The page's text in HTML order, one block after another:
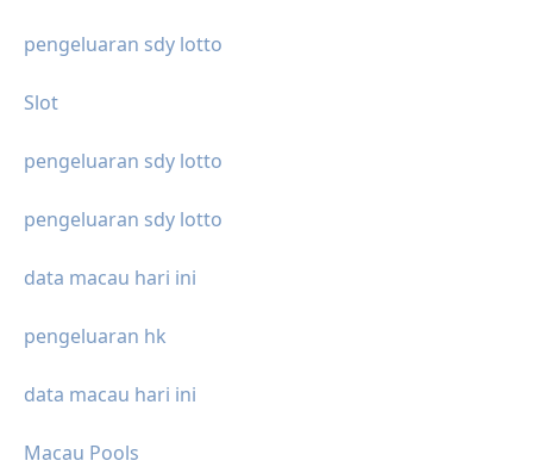
pengeluaran sdy lotto
Slot
pengeluaran sdy lotto
pengeluaran sdy lotto
data macau hari ini
pengeluaran hk
data macau hari ini
Macau Pools